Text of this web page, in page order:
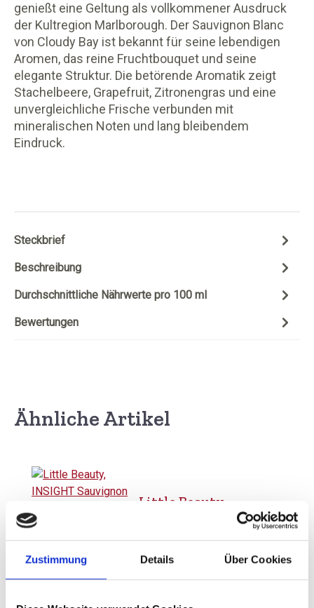
Zustimmung Details Über Cookies
genießt eine Geltung als vollkommener Ausdruck
der Kultregion Marlborough. Der Sauvignon Blanc
von Cloudy Bay ist bekannt für seine lebendigen
Aromen, das reine Fruchtbouquet und seine
elegante Struktur. Die betörende Aromatik zeigt
Stachelbeere, Grapefruit, Zitronengras und eine
unvergleichliche Frische verbunden mit
mineralischen Noten und lang bleibendem
Eindruck.
Steckbrief
Beschreibung
Durchschnittliche Nährwerte pro 100 ml
Bewertungen
Ähnliche Artikel
Produktgalerie überspringen
Little Beauty,
INSIGHT Sauvignon
Marlborough,
Neuseeland
Durchschnittliche Bewertung von 5